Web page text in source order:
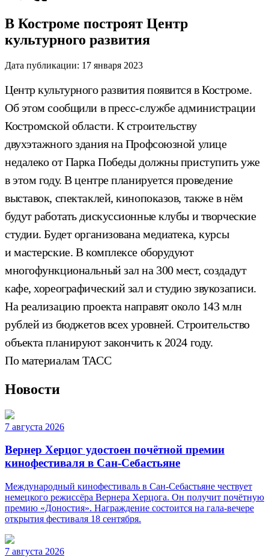
В Костроме построят Центр
культурного развития
Дата публикации: 17 января 2023
Центр культурного развития появится в Костроме.
Об этом сообщили в пресс-службе администрации
Костромской области. К строительству
двухэтажного здания на Профсоюзной улице
недалеко от Парка Победы должны приступить уже
в этом году. В центре планируется проведение
выставок, спектаклей, кинопоказов, также в нём
будут работать дискуссионные клубы и творческие
студии. Будет организована медиатека, курсы
и мастерские. В комплексе оборудуют
многофункциональный зал на 300 мест, создадут
кафе, хореографический зал и студию звукозаписи.
На реализацию проекта направят около 143 млн
рублей из бюджетов всех уровней. Строительство
объекта планируют закончить к 2024 году.
По материалам ТАСС
Новости
7 августа 2026
Вернер Херцог удостоен почётной премии
кинофестиваля в Сан-Себастьяне
Международный кинофестиваль в Сан-Себастьяне чествует
немецкого режиссёра Вернера Херцога. Он получит почётную
премию «Доностия». Награждение состоится на гала-вечере
открытия фестиваля 18 сентября.
7 августа 2026